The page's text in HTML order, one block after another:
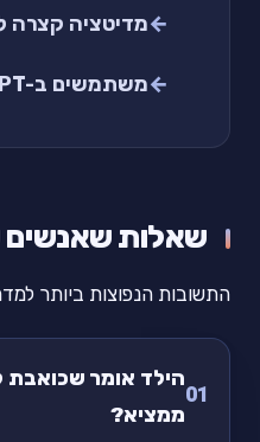
מדיטציה קצרה
משתמשים ב-ChatGPT בתור מטפל?
שאלות שאנשים
התשובות הנפוצות ביותר
01
הילד אומר שכואבת
ממציא?